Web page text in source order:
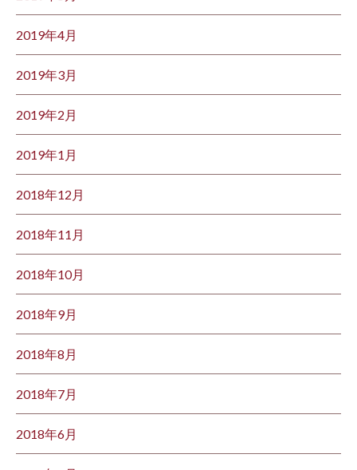
2019年4月
2019年3月
2019年2月
2019年1月
2018年12月
2018年11月
2018年10月
2018年9月
2018年8月
2018年7月
2018年6月